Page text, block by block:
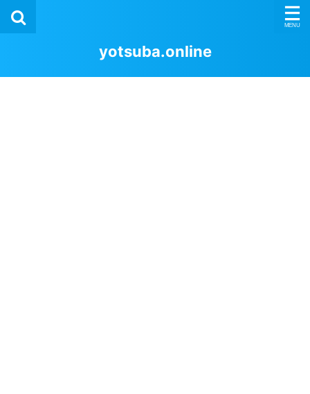
yotsuba.online